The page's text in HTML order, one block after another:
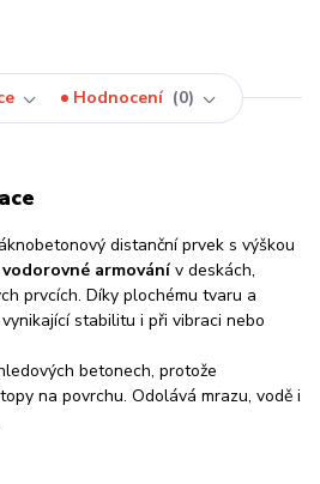
Hodnocení 0
distanční prvek s výškou
vodorovné armovánív deskách,
prvcích. Díky plochému tvaru a
stabilitu i při vibraci nebo
betonech, protože
na povrchu. Odolává mrazu, vodě i